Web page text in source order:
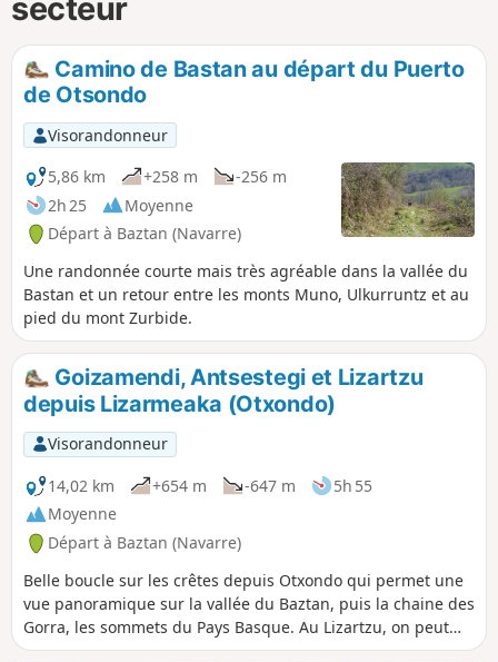
secteur
Camino de Bastan au départ du Puerto
de Otsondo
Visorandonneur
5,86 km
+258 m
-256 m
2h 25
Moyenne
Départ à Baztan (Navarre)
Une randonnée courte mais très agréable dans la vallée du
Bastan et un retour entre les monts Muno, Ulkurruntz et au
pied du mont Zurbide.
Goizamendi, Antsestegi et Lizartzu
depuis Lizarmeaka (Otxondo)
Visorandonneur
14,02 km
+654 m -647 m
5h 55
Moyenne
Départ à Baztan (Navarre)
Belle boucle sur les crêtes depuis Otxondo qui permet une
vue panoramique sur la vallée du Baztan, puis la chaine des
Gorra, les sommets du Pays Basque. Au Lizartzu, on peut
visiter les trois grottes, vestiges du franquisme. Au retour,